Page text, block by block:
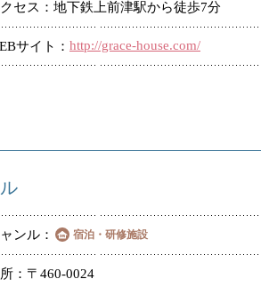
セス 地下鉄上前津駅から徒歩7分
サイト http://grace-house.com/
ンル 宿泊・研修施設
〒460-0024